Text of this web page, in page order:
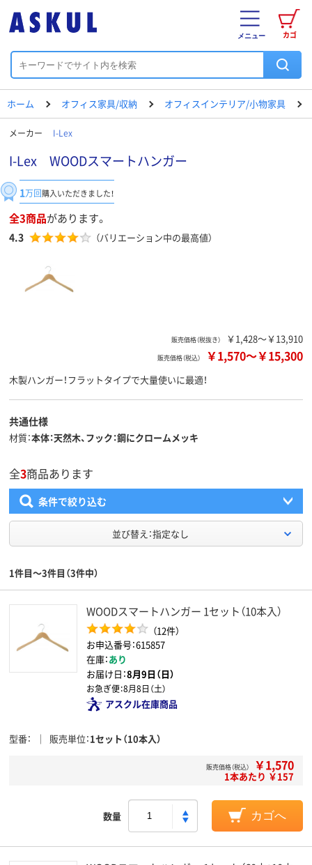
カゴ
メニュー
ホーム オフィス家具/収納 オフィスインテリア/小物家具
メーカー I-Lex
I-Lex WOODスマートハンガー
1万回購入いただきました！
全3商品があります。
4.3 （バリエーション中の最高値）
販売価格（税抜き） ￥1,428～￥13,910
販売価格（税込） ￥1,570～￥15,300
木製ハンガー！フラットタイプで大量使いに最適！
共通仕様
材質 本体：天然木、フック：鋼にクロームメッキ
全3商品あります
条件で絞り込む
並び替え：指定なし
1件目～3件目（3件中）
WOODスマートハンガー 1セット（10本入）
（12件）
お申込番号：615857
在庫：あり
お届け日：8月9日（日）
お急ぎ便：8月8日（土）
アスクル在庫商品
型番 販売単位 1セット（10本入）
販売価格（税込） ￥1,570
1本あたり ￥157
数量 カゴへ